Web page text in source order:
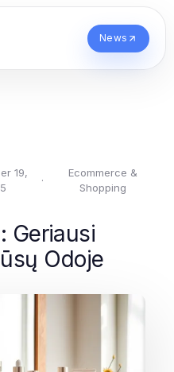
News
19,
·
Ecommerce &
Shopping
Geriausi
Odoje